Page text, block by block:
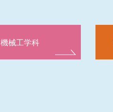
機械工学科